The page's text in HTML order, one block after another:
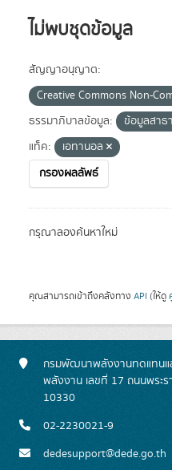
ไม่พบชุดข้อมูล
สัญญาอนุญาต:
Creative Commons Non-
ธรรมาภิบาลข้อมูล:
ข้อมูลสาธ
แท็ค:
เอทานอล
กรองผลลัพธ์
กรุณาลองค้นหาใหม่
คุณสามารถเข้าถึงคลังทาง API (ให้ดู
กรมพัฒนาพลังงานทดแทนแ
พลังงาน เลขที่ 17 ถนนพระ
10330
02-2230021-9
dedesupport@dede.go.th